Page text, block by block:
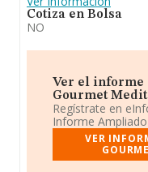
Cotiza en Bolsa
NO
Ver el informe
Gourmet
Regístrate en
Informe
VER